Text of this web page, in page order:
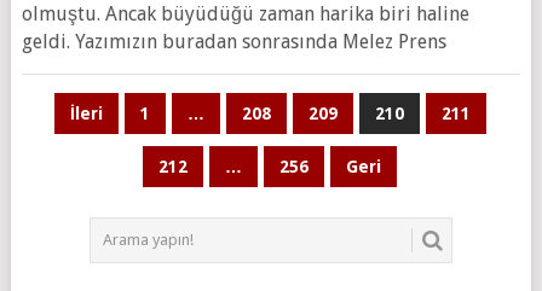
olmuştu. Ancak büyüdüğü zaman harika biri haline
geldi. Yazımızın buradan sonrasında Melez Prens
Yazı
sayfalaması
İleri 1 … 208 209 210 211
212 … 256 Geri